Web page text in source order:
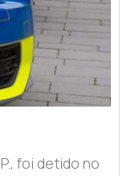
foi detido no